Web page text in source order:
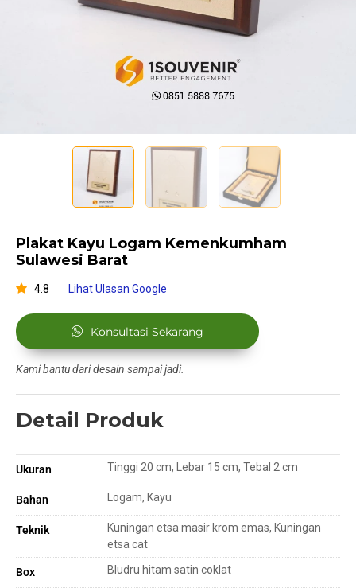
Plakat Kayu Logam Kemenkumham
Sulawesi Barat
4.8 Lihat Ulasan Google
Konsultasi Sekarang
Kami bantu dari desain sampai jadi.
Detail Produk
Ukuran Tinggi 20 cm, Lebar 15 cm, Tebal 2 cm
Bahan Logam, Kayu
Teknik
Kuningan etsa masir krom emas, Kuningan
etsa cat
Box Bludru hitam satin coklat